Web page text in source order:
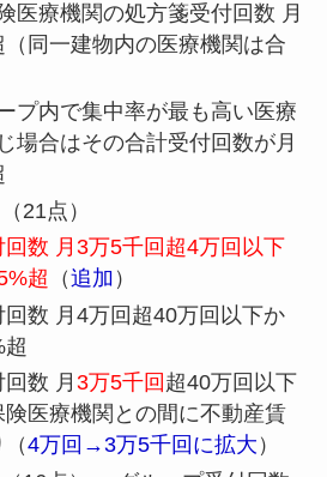
医療機関の処方箋受付回数 月
同一建物内の医療機関は合
プ内で集中率が最も高い医療
場合はその合計受付回数が月
21点）
回数 月3万5千回超4万回以下
超 （追加 ）
回数 月4万回超40万回以下か
数 月 3万5千回 超40万回以下
医療機関との間に不動産賃
4万回→3万5千回に拡大 ）